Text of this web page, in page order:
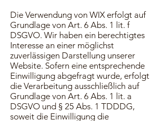
Die Verwendung von WIX erfolgt auf
Grundlage von Art. 6 Abs. 1 lit. f
DSGVO. Wir haben ein berechtigtes
Interesse an einer möglichst
zuverlässigen Darstellung unserer
Website. Sofern eine entsprechende
Einwilligung abgefragt wurde, erfolgt
die Verarbeitung ausschließlich auf
Grundlage von Art. 6 Abs. 1 lit. a
DSGVO und § 25 Abs. 1 TDDDG,
soweit die Einwilligung die